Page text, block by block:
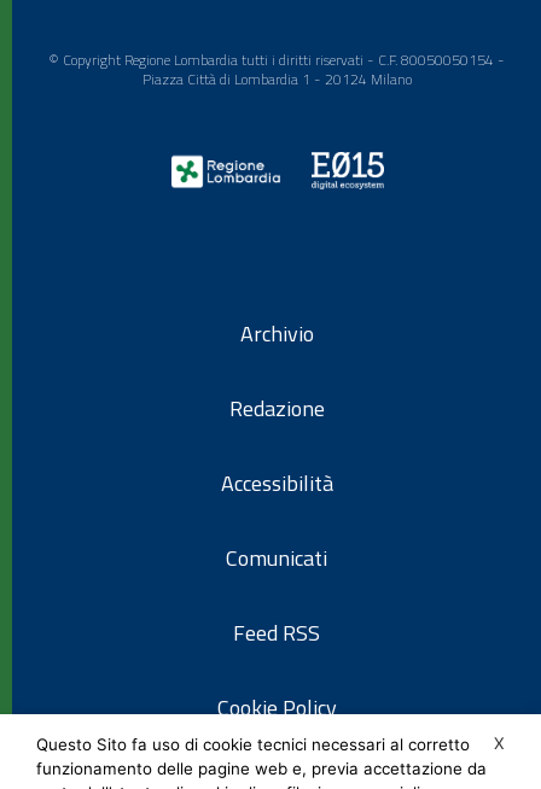
© Copyright Regione Lombardia tutti i diritti riservati - C.F. 80050050154 -
Piazza Città di Lombardia 1 - 20124 Milano
Archivio
Redazione
Accessibilità
Comunicati
Feed RSS
Cookie Policy
Informativa privacy
X
Questo Sito fa uso di cookie tecnici necessari al corretto
funzionamento delle pagine web e, previa accettazione da